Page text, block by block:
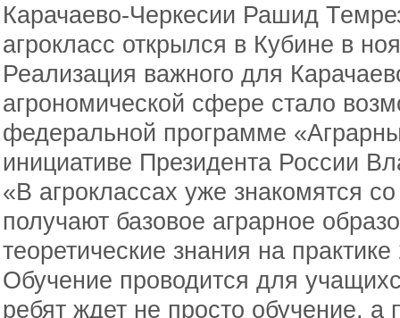
Карачаево-Черкесии Рашид
агрокласс открылся в Кубине в
Реализация важного для
агрономической сфере стало
федеральной программе
инициативе Президента России
«В агроклассах уже знакомятся
получают базовое аграрное
теоретические знания на
Обучение проводится для
ребят ждет не просто обучение, а